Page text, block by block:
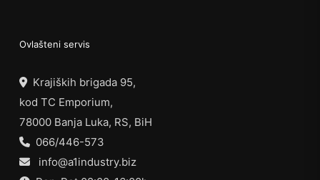
Ovlašteni servis
Krajiških brigada 95,
kod TC Emporium,
78000 Banja Luka, RS, BiH
066/446-573
info@a1industry.biz